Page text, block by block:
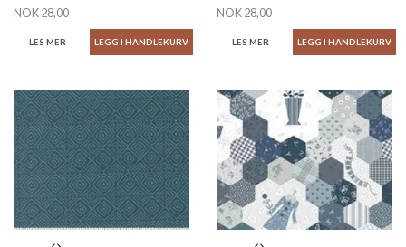
NOK 28,00
LES MER
NOK 28,00
LES MER